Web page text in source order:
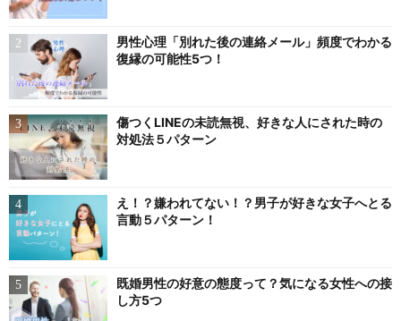
男性心理「別れた後の連絡メール」頻度でわかる
復縁の可能性5つ！
傷つくLINEの未読無視、好きな人にされた時の
対処法５パターン
え！？嫌われてない！？男子が好きな女子へとる
言動５パターン！
既婚男性の好意の態度って？気になる女性への接
し方5つ